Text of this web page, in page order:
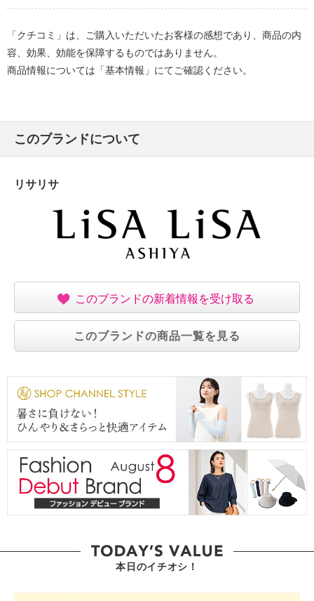
「クチコミ」は、ご購入いただいたお客様の感想であり、商品の内
容、効果、効能を保障するものではありません。
商品情報については「基本情報」にてご確認ください。
このブランドについて
リサリサ
このブランドの新着情報を受け取る
このブランドの商品一覧を見る
本日のイチオシ！